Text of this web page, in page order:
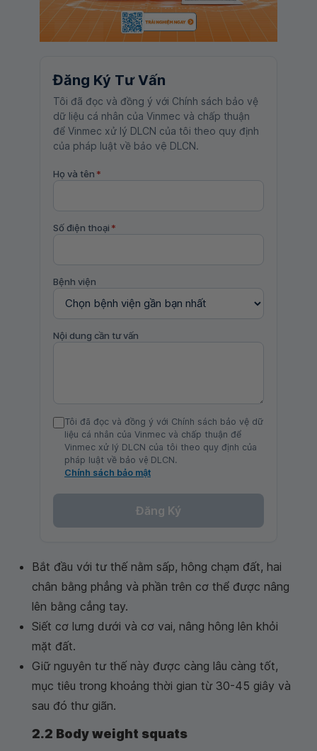
Đăng Ký Tư Vấn
Tôi đã đọc và đồng ý với Chính sách bảo vệ
dữ liệu cá nhân của Vinmec và chấp thuận
để Vinmec xử lý DLCN của tôi theo quy định
của pháp luật về bảo vệ DLCN.
Họ và tên *
Số điện thoại *
Bệnh viện
Nội dung cần tư vấn
Tôi đã đọc và đồng ý với Chính sách bảo vệ dữ
liệu cá nhân của Vinmec và chấp thuận để
Vinmec xử lý DLCN của tôi theo quy định của
pháp luật về bảo vệ DLCN.
Chính sách bảo mật
Đăng Ký
Bắt đầu với tư thế nằm sấp, hông chạm đất, hai
chân bằng phẳng và phần trên cơ thể được nâng
lên bằng cẳng tay.
Siết cơ lưng dưới và cơ vai, nâng hông lên khỏi
mặt đất.
Giữ nguyên tư thế này được càng lâu càng tốt,
mục tiêu trong khoảng thời gian từ 30-45 giây và
sau đó thư giãn.
2.2 Body weight squats